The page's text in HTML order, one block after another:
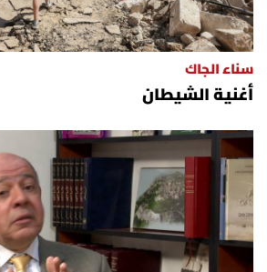
سناء الجاك
أغنية الشيطان